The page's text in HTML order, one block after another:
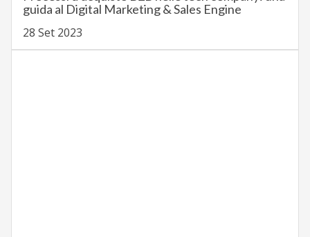
guida al Digital Marketing & Sales Engine
28 Set 2023